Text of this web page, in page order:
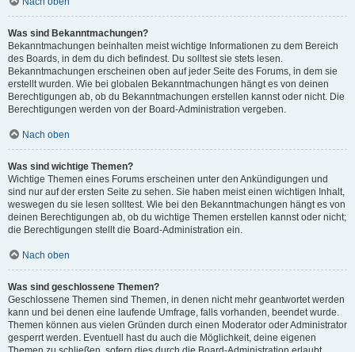
Was sind Bekanntmachungen?
Bekanntmachungen beinhalten meist wichtige Informationen zu dem Bereich
des Boards, in dem du dich befindest. Du solltest sie stets lesen.
Bekanntmachungen erscheinen oben auf jeder Seite des Forums, in dem sie
erstellt wurden. Wie bei globalen Bekanntmachungen hängt es von deinen
Berechtigungen ab, ob du Bekanntmachungen erstellen kannst oder nicht. Die
Berechtigungen werden von der Board-Administration vergeben.
Nach oben
Was sind wichtige Themen?
Wichtige Themen eines Forums erscheinen unter den Ankündigungen und
sind nur auf der ersten Seite zu sehen. Sie haben meist einen wichtigen Inhalt,
weswegen du sie lesen solltest. Wie bei den Bekanntmachungen hängt es von
deinen Berechtigungen ab, ob du wichtige Themen erstellen kannst oder nicht;
die Berechtigungen stellt die Board-Administration ein.
Nach oben
Was sind geschlossene Themen?
Geschlossene Themen sind Themen, in denen nicht mehr geantwortet werden
kann und bei denen eine laufende Umfrage, falls vorhanden, beendet wurde.
Themen können aus vielen Gründen durch einen Moderator oder Administrator
gesperrt werden. Eventuell hast du auch die Möglichkeit, deine eigenen